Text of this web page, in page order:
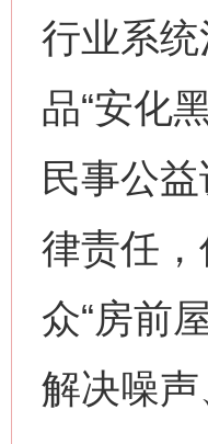
行业系
品“安化
民事公
律责任
众“房前
解决噪